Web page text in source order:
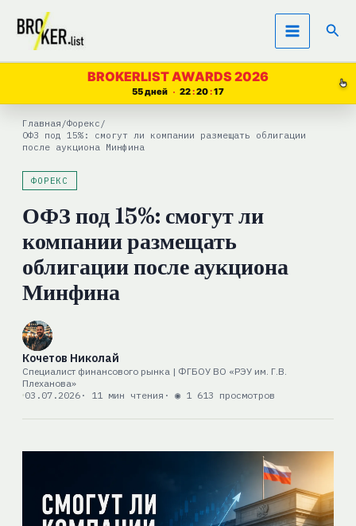
Перейти
содержимому
BROKERLIST AWARDS 2026
55 дней 22 20 15
Главная /Форекс /
ОФЗ под 15%: смогут ли компании размещать облигации
после аукциона Минфина
ФОРЕКС
ОФЗ под 15%: смогут ли
компании размещать
облигации после аукциона
Минфина
Кочетов Николай
Специалист финансового рынка | ФГБОУ ВО «РЭУ им. Г.В.
Плеханова»
03.07.2026· 11 мин чтения · ◉ 1 613 просмотров